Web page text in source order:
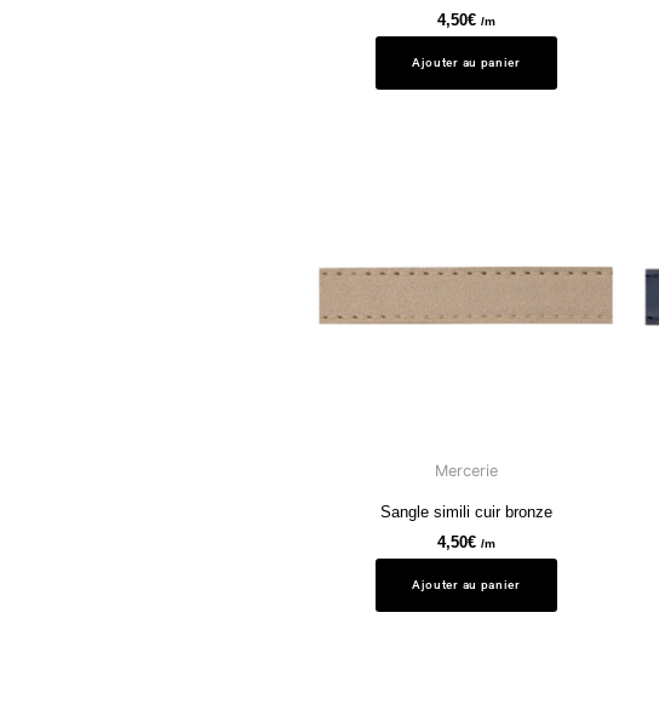
4,50€ /m
Ajouter au panier
Mercerie
Sangle simili cuir bronze
4,50€ /m
Ajouter au panier